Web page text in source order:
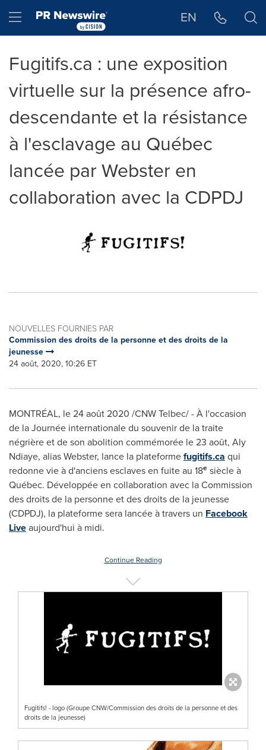
Hamburger menu EN
Fugitifs.ca : une exposition
virtuelle sur la présence afro-
descendante et la résistance
à l'esclavage au Québec
lancée par Webster en
collaboration avec la CDPDJ
NOUVELLES FOURNIES PAR
Commission des droits de la personne et des droits de la
jeunesse
24 août, 2020, 10:26 ET
MONTRÉAL, le 24 août 2020 /CNW Telbec/ - À l'occasion
de la Journée internationale du souvenir de la traite
négrière et de son abolition commémorée le 23 août, Aly
Ndiaye, alias Webster, lance la plateformefugitifs.ca qui
redonne vie à d'anciens esclaves en fuite au 18e siècle à
Québec. Développée en collaboration avec la Commission
des droits de la personne et des droits de la jeunesse
(CDPDJ), la plateforme sera lancée à travers un Facebook
Liveaujourd'hui à midi.
Continue Reading
Fugitifs! - logo (Groupe CNW/Commission des droits de la personne et des
droits de la jeunesse)